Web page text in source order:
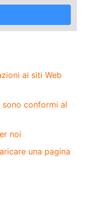
ai siti Web
sono conformi al
noi
una pagina